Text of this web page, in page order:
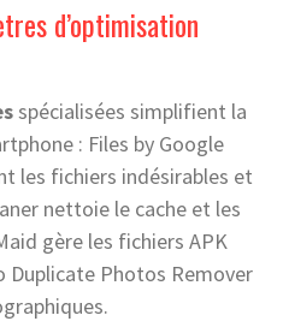
d’optimisation
spécialisées simplifient la
: Files by Google
les fichiers indésirables et
nettoie le cache et les
gère les fichiers APK
Duplicate Photos Remover